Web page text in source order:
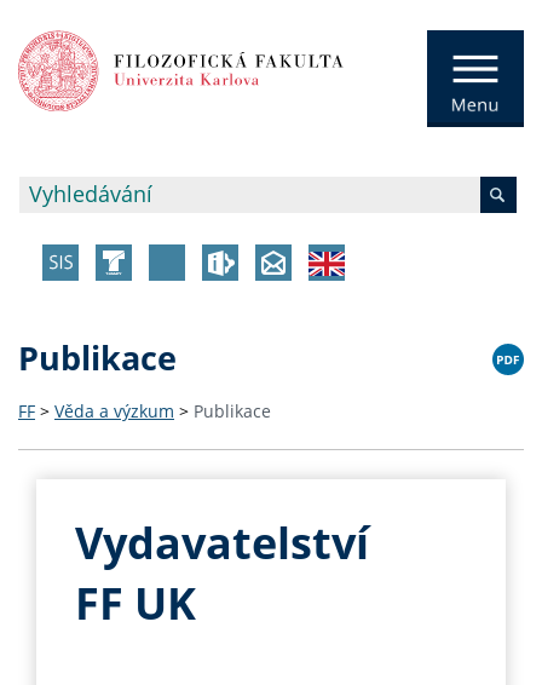
Publikace
FF > Věda a výzkum > Publikace
Vydavatelství
FF UK